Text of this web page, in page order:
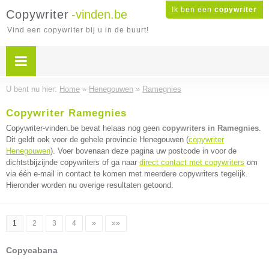
Ik ben een copywriter
Copywriter -vinden.be
Vind een copywriter bij u in de buurt!
U bent nu hier: Home » Henegouwen » Ramegnies
Copywriter Ramegnies
Copywriter-vinden.be bevat helaas nog geen copywriters in Ramegnies.
Dit geldt ook voor de gehele provincie Henegouwen (copywriter
Henegouwen). Voer bovenaan deze pagina uw postcode in voor de
dichtstbijzijnde copywriters of ga naar direct contact met copywriters om
via één e-mail in contact te komen met meerdere copywriters tegelijk.
Hieronder worden nu overige resultaten getoond.
1 2 3 4 » »»
Copycabana